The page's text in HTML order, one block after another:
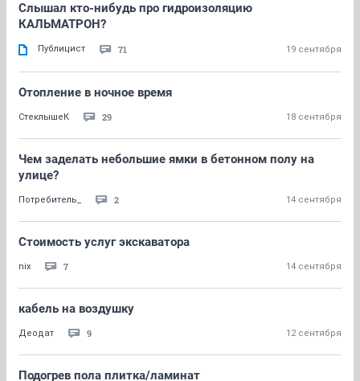
Слышал кто-нибудь про гидроизоляцию
КАЛЬМАТРОН?
Публицист 71 19 сентября
Отопление в ночное время
СтеклышеК 29 18 сентября
Чем заделать небольшие ямки в бетонном полу на
улице?
Потребитель_ 2 14 сентября
Стоимость услуг экскаватора
nix 7 14 сентября
кабель на воздушку
Деодат 9 12 сентября
Подогрев пола плитка/ламинат